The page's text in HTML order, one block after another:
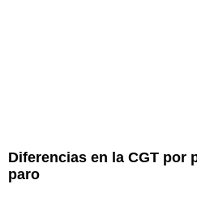
Diferencias en la CGT por
paro